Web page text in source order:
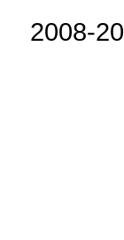
2008-